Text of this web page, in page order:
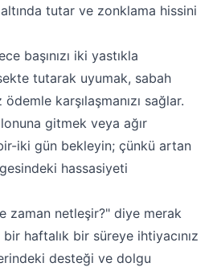
tutar ve zonklama hissini
başınızı iki yastıkla
tutarak uyumak, sabah
ödemle karşılaşmanızı sağlar.
gitmek veya ağır
iki gün bekleyin; çünkü artan
hassasiyeti
zaman netleşir?" diye merak
haftalık bir süreye ihtiyacınız
desteği ve dolgu